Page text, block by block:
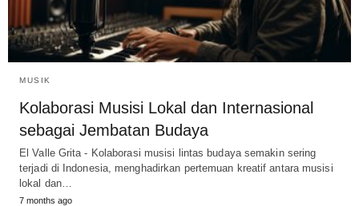
MUSIK
Kolaborasi Musisi Lokal dan Internasional
sebagai Jembatan Budaya
El Valle Grita - Kolaborasi musisi lintas budaya semakin sering
terjadi di Indonesia, menghadirkan pertemuan kreatif antara musisi
lokal dan…
7 months ago